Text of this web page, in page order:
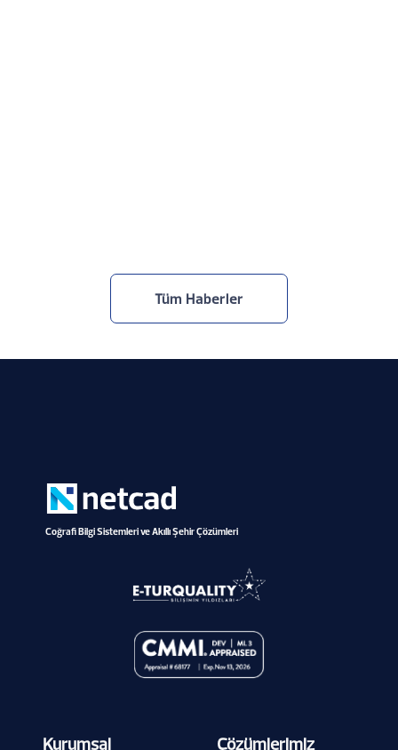
Tüm Haberler
Coğrafi Bilgi Sistemleri ve Akıllı Şehir Çözümleri
Kurumsal Çözümlerimiz